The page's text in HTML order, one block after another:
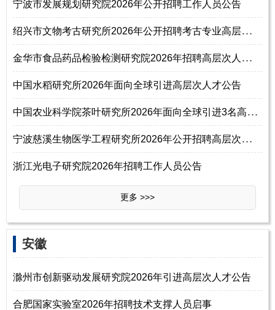
宁波市发展规划研究院2026年公开招聘工作人员公告
绍
兴市文物考古研究所2026年公开招聘考古专业高层次人才公告
金
华市食品药品检验检测研究院2026年招聘高层次人才公告
中国水稻研究所2026年面向全球引进高层次人才公告
中
国农业科学院茶叶研究所2026年面向全球引进3名高层次人才公告
宁
波慈溪生物医学工程研究所2026年公开招聘高层次紧缺人才公告
浙江光电子研究院2026年招聘工作人员公告
更多 >>>
‌‌安徽
滁州市创新驱动发展研究院2026年引进高层次人才公告
合肥国家实验室2026年招聘技术支撑人员启事